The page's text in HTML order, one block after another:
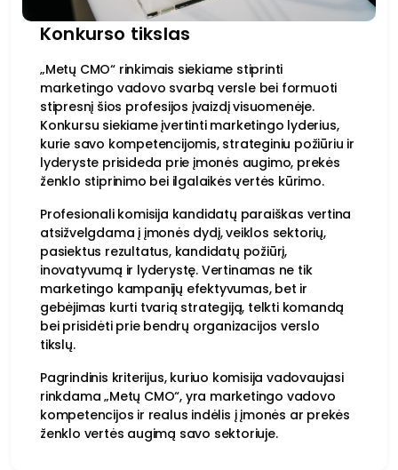
Konkurso tikslas
„Metų CMO“ rinkimais siekiame stiprinti
marketingo vadovo svarbą versle bei formuoti
stipresnį šios profesijos įvaizdį visuomenėje.
Konkursu siekiame įvertinti marketingo lyderius,
kurie savo kompetencijomis, strateginiu požiūriu ir
lyderyste prisideda prie įmonės augimo, prekės
ženklo stiprinimo bei ilgalaikės vertės kūrimo.
Profesionali komisija kandidatų paraiškas vertina
atsižvelgdama į įmonės dydį, veiklos sektorių,
pasiektus rezultatus, kandidatų požiūrį,
inovatyvumą ir lyderystę. Vertinamas ne tik
marketingo kampanijų efektyvumas, bet ir
gebėjimas kurti tvarią strategiją, telkti komandą
bei prisidėti prie bendrų organizacijos verslo
tikslų.
Pagrindinis kriterijus, kuriuo komisija vadovaujasi
rinkdama „Metų CMO“, yra marketingo vadovo
kompetencijos ir realus indėlis į įmonės ar prekės
ženklo vertės augimą savo sektoriuje.